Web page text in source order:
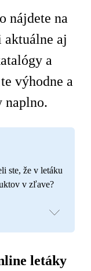
nájdete na
aktuálne aj
a
výhodne a
naplno.
ste, že v letáku
v zľave?
letáky